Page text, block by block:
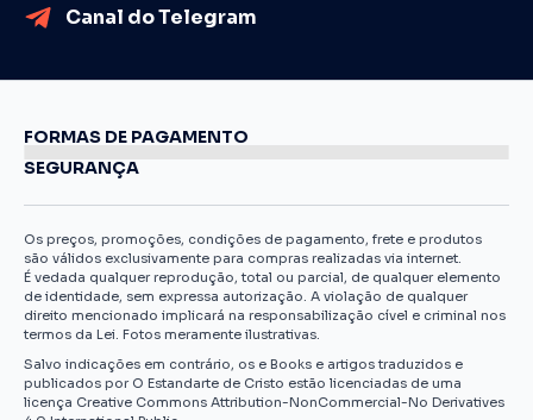
Canal do Telegram
FORMAS DE PAGAMENTO
SEGURANÇA
Os preços, promoções, condições de pagamento, frete e produtos
são válidos exclusivamente para compras realizadas via internet.
É vedada qualquer reprodução, total ou parcial, de qualquer elemento
de identidade, sem expressa autorização. A violação de qualquer
direito mencionado implicará na responsabilização cível e criminal nos
termos da Lei. Fotos meramente ilustrativas.
Salvo indicações em contrário, os e Books e artigos traduzidos e
publicados por O Estandarte de Cristo estão licenciadas de uma
licença Creative Commons Attribution-NonCommercial-No Derivatives